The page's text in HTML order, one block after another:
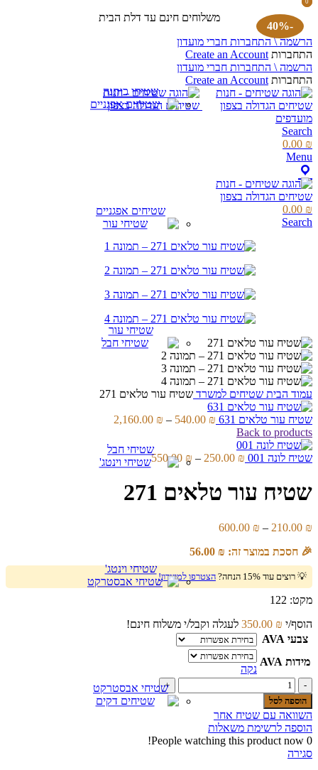
משלוחים חינם עד דלת הבית
הרשמה \ התחברות חברי מועדון
התחברות Create an Account
הרשמה \ התחברות חברי מועדון
התחברות Create an Account
מועדפים
Search
0
0.00 ₪
Menu
0
0.00 ₪
Search
שטיחי כותנה
שטיחים אפגניים
שטיחי עור
שטיחי חבל
שטיחי וינטג'
שטיחי אבסטרקט
-40%
עמוד הבית שטיחים למשרד שטיח עור טלאים 271
שטיח עור טלאים 631 540.00 ₪
–
2,160.00 ₪
עד
Back to products
שטיח לונה 001 250.00 ₪
–
550.00 ₪
טווח
מחירים:
עד
שטיח עור טלאים 271
210.00 ₪
–
600.00 ₪
טווח
עד
🎉 חסכת במוצר זה: 56.00 ₪
💡 רוצים עוד 15% הנחה? הצטרפו למועדון!
מקט: 122
הוסף/י
350.00 ₪
לעגלה וקבל/י משלוח חינם!
צבעי AVA
מידות AVA
נקה
כמות
של
שטיח
עור
טלאים
271
הוספה לסל
השוואה עם שטיח אחר
הוספה לרשימת משאלות
0
People watching this product now!
סגירה